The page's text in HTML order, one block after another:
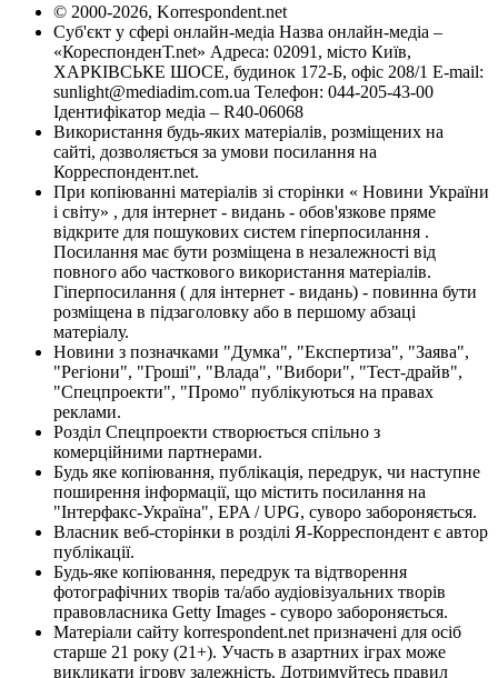
© 2000-2026, Korrespondent.net
Суб'єкт у сфері онлайн-медіа Назва онлайн-медіа –
«КореспонденТ.net» Адреса: 02091, місто Київ,
ХАРКІВСЬКЕ ШОСЕ, будинок 172-Б, офіс 208/1 E-mail:
sunlight@mediadim.com.ua Телефон: 044-205-43-00
Ідентифікатор медіа – R40-06068
Використання будь-яких матеріалів, розміщених на
сайті, дозволяється за умови посилання на
Корреспондент.net.
При копіюванні матеріалів зі сторінки « Новини України
і світу» , для інтернет - видань - обов'язкове пряме
відкрите для пошукових систем гіперпосилання .
Посилання має бути розміщена в незалежності від
повного або часткового використання матеріалів.
Гіперпосилання ( для інтернет - видань) - повинна бути
розміщена в підзаголовку або в першому абзаці
матеріалу.
Новини з позначками "Думка", "Експертиза", "Заява",
"Регіони", "Гроші", "Влада", "Вибори", "Тест-драйв",
"Спецпроекти", "Промо" публікуються на правах
реклами.
Розділ Спецпроекти створюється спільно з
комерційними партнерами.
Будь яке копіювання, публікація, передрук, чи наступне
поширення інформації, що містить посилання на
"Інтерфакс-Україна", EPA / UPG, суворо забороняється.
Власник веб-сторінки в розділі Я-Корреспондент є автор
публікації.
Будь-яке копіювання, передрук та відтворення
фотографічних творів та/або аудіовізуальних творів
правовласника Getty Images - суворо забороняється.
Матеріали сайту korrespondent.net призначені для осіб
старше 21 року (21+). Участь в азартних іграх може
викликати ігрову залежність. Дотримуйтесь правил